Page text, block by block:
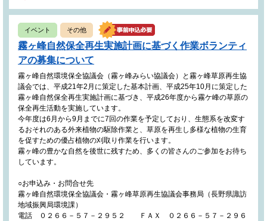
イベント その他
霧ヶ峰自然保全再生実施計画に基づく作業ボランティ
アの募集について
霧ヶ峰自然環境保全協議会（霧ヶ峰みらい協議会）と霧ヶ峰草原再生協
議会では、平成21年2月に策定した基本計画、平成25年10月に策定した
霧ヶ峰自然保全再生実施計画に基づき、平成26年度から霧ケ峰の草原の
保全再生活動を実施しています。
今年度は6月から9月までに7回の作業を予定しており、生態系を改変す
るおそれのある外来植物の駆除作業と、草原を再生し多様な植物の生育
を促すための優占植物の刈取り作業を行います。
霧ヶ峰の豊かな自然を後世に残すため、多くの皆さんのご参加をお待ち
しています。
○お申込み・お問合せ先
霧ヶ峰自然環境保全協議会・霧ヶ峰草原再生協議会事務局（長野県諏訪
地域振興局環境課）
電話 ０２６６－５７－２９５２ ＦＡＸ ０２６６－５７－２９６